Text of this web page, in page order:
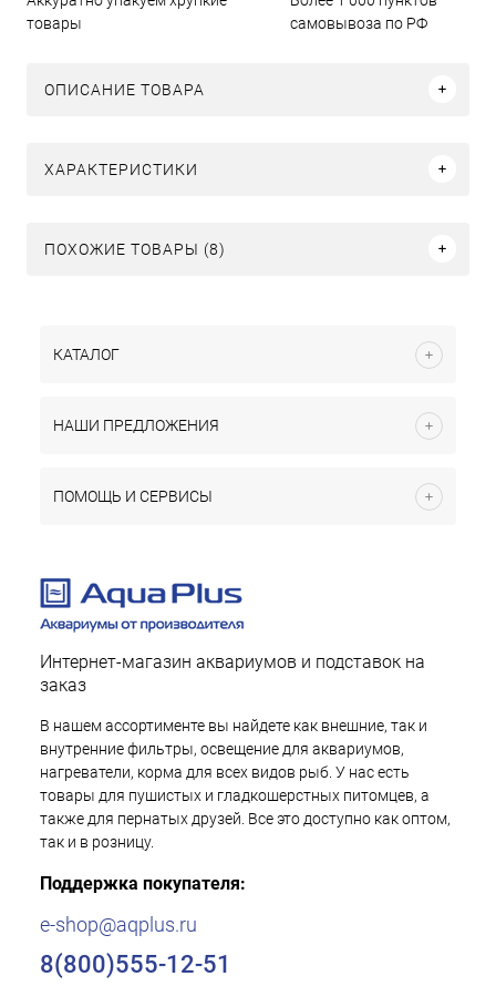
товары
самовывоза по РФ
ОПИСАНИЕ ТОВАРА
ХАРАКТЕРИСТИКИ
ПОХОЖИЕ ТОВАРЫ (8)
КАТАЛОГ
НАШИ ПРЕДЛОЖЕНИЯ
ПОМОЩЬ И СЕРВИСЫ
Интернет-магазин аквариумов и подставок на
заказ
В нашем ассортименте вы найдете как внешние, так и
внутренние фильтры, освещение для аквариумов,
нагреватели, корма для всех видов рыб. У нас есть
товары для пушистых и гладкошерстных питомцев, а
также для пернатых друзей. Все это доступно как оптом,
так и в розницу.
Поддержка покупателя:
e-shop@aqplus.ru
8(800)555-12-51